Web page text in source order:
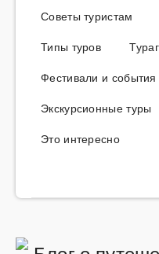
Советы туристам
Типы туров
Фестивали и события
Экскурсионные туры
Это интересно